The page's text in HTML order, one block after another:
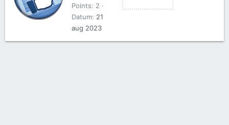
Points
2
Datum 21
aug 2023